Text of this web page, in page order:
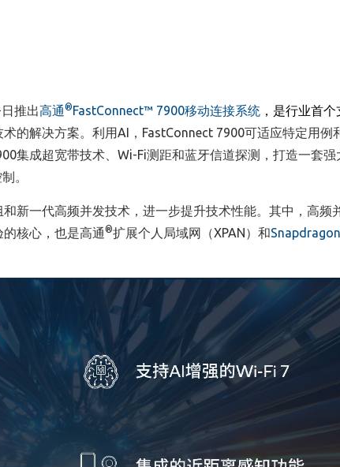
推出高通® FastConnect™ 7900移动连接系统 ，是行业首
术的解决方案。利用AI ， FastConnect 7900可适应特定用例
集成超宽带技术、 Wi-Fi测距和蓝牙信道探测，打造一套强
。
新一代高频并发技术，进一步提升技术性能。其中，高频
核心，也是高通®扩展个人局域网（XPAN ）和